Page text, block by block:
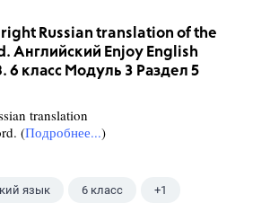
right Russian translation of the
Английский Enjoy English
6 класс Модуль 3 Раздел 5
translation
(Подробнее...)
язык 6 класс +1